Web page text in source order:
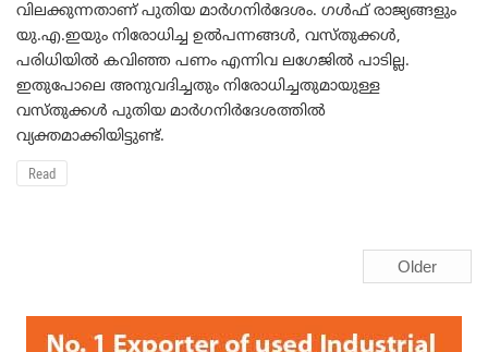
വിലക്കുന്നതാണ് പുതിയ മാര്‍ഗനിര്‍ദേശം. ഗള്‍ഫ് രാജ്യങ്ങളും
യു.എ.ഇയും നിരോധിച്ച ഉല്‍പന്നങ്ങള്‍, വസ്തുക്കള്‍,
പരിധിയില്‍ കവിഞ്ഞ പണം എന്നിവ ലഗേജില്‍ പാടില്ല.
ഇതുപോലെ അനുവദിച്ചതും നിരോധിച്ചതുമായുള്ള
വസ്തുക്കള്‍ പുതിയ മാര്‍ഗനിര്‍ദേശത്തില്‍
വ്യക്തമാക്കിയിട്ടുണ്ട്.
Read
Older